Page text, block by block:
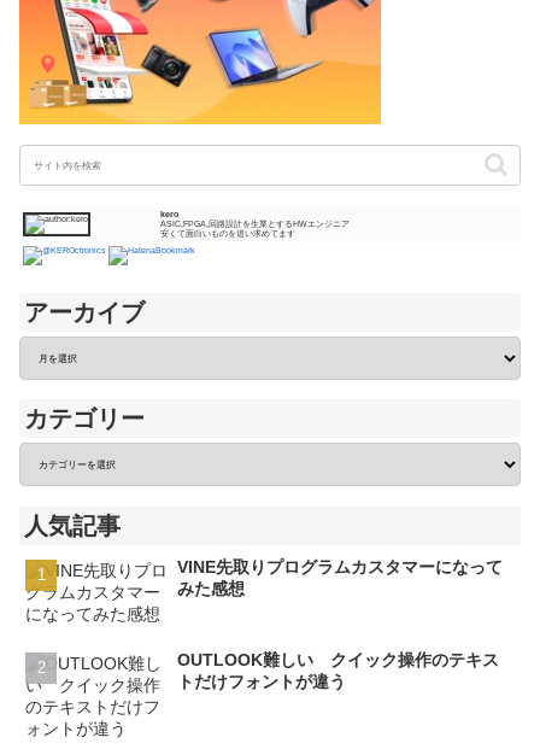
kero
ASIC,FPGA,回路設計を生業とするHWエンジニア
安くて面白いものを追い求めてます
アーカイブ
カテゴリー
人気記事
VINE先取りプログラムカスタマーになって
みた感想
OUTLOOK難しい クイック操作のテキス
トだけフォントが違う